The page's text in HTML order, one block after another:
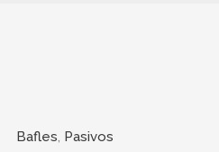
Bafles Pasivos
SKP